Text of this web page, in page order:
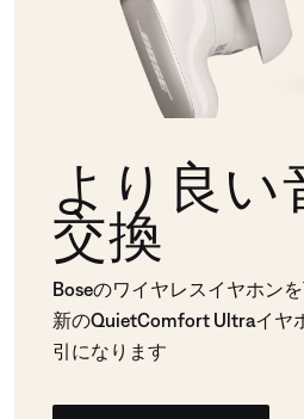
より良い
交換
Boseのワイヤレスイヤホン
新のQuietComfort Ultraイヤ
引になります